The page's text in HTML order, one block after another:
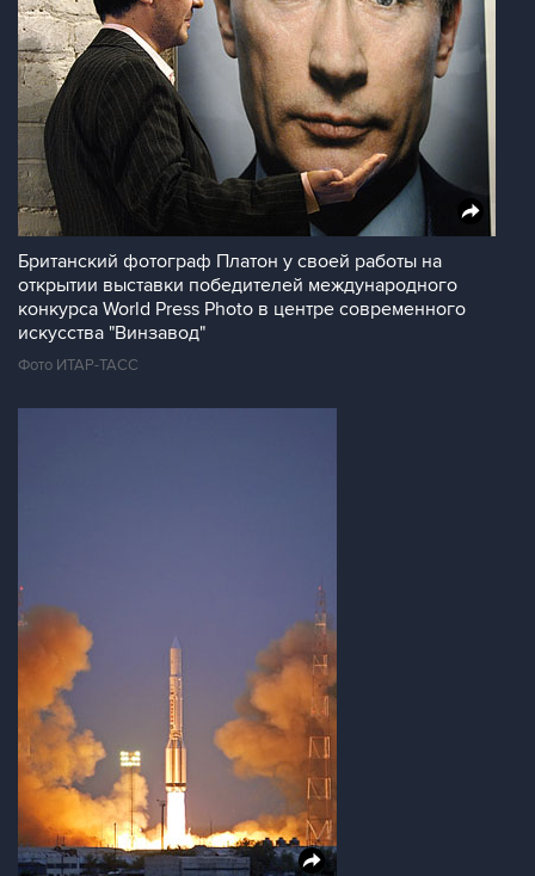
Британский фотограф Платон у своей работы на
открытии выставки победителей международного
конкурса World Press Photo в центре современного
искусства "Винзавод"
Фото ИТАР-ТАСС